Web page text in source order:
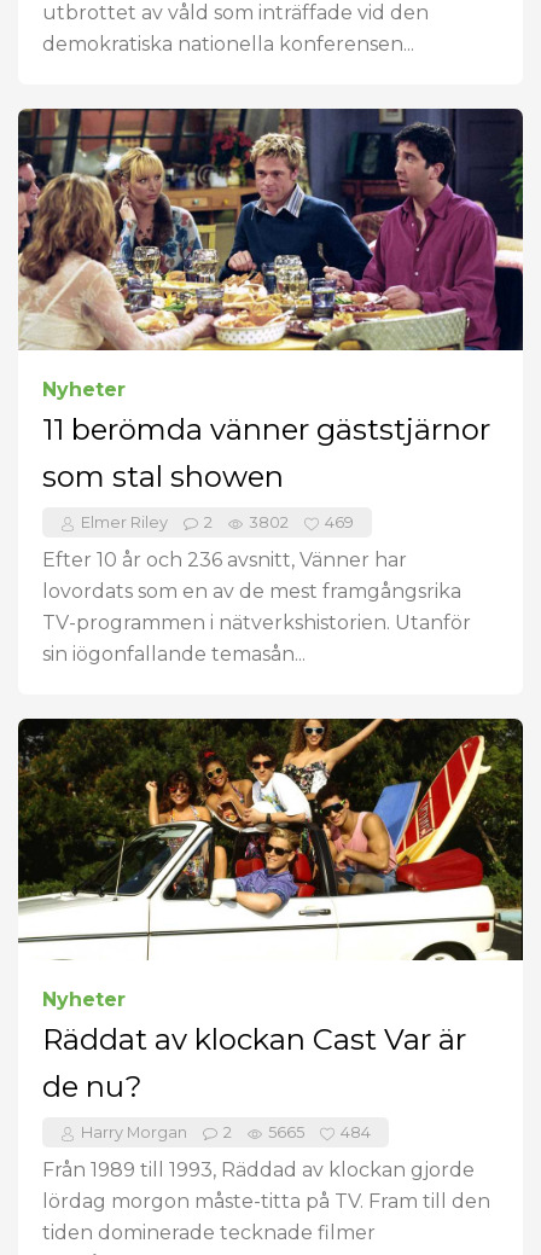
utbrottet av våld som inträffade vid den
demokratiska nationella konferensen...
Nyheter
11 berömda vänner gäststjärnor
som stal showen
Elmer Riley 2 3802 469
Efter 10 år och 236 avsnitt, Vänner har
lovordats som en av de mest framgångsrika
TV-programmen i nätverkshistorien. Utanför
sin iögonfallande temasån...
Nyheter
Räddat av klockan Cast Var är
de nu?
Harry Morgan 2 5665 484
Från 1989 till 1993, Räddad av klockan gjorde
lördag morgon måste-titta på TV. Fram till den
tiden dominerade tecknade filmer